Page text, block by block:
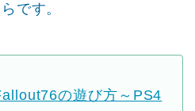
です。
の遊び方～PS4